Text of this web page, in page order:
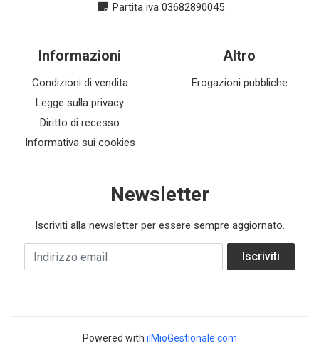
Partita iva 03682890045
Informazioni
Condizioni di vendita
Legge sulla privacy
Diritto di recesso
Informativa sui cookies
Altro
Erogazioni pubbliche
Newsletter
Iscriviti alla newsletter per essere sempre aggiornato.
Indirizzo email Iscriviti
Powered with ilMioGestionale.com